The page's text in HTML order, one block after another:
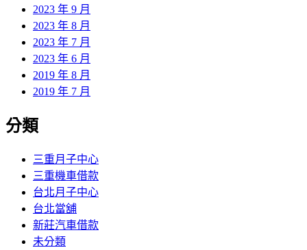
2023 年 9 月
2023 年 8 月
2023 年 7 月
2023 年 6 月
2019 年 8 月
2019 年 7 月
分類
三重月子中心
三重機車借款
台北月子中心
台北當舖
新莊汽車借款
未分類